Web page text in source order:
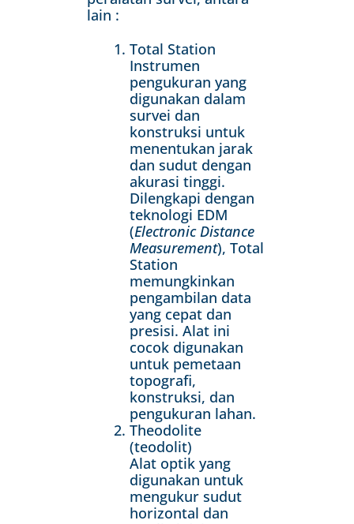
lain :
Total Station
Instrumen
pengukuran yang
digunakan dalam
survei dan
konstruksi untuk
menentukan jarak
dan sudut dengan
akurasi tinggi.
Dilengkapi dengan
teknologi EDM
(Electronic Distance
Measurement), Total
Station
memungkinkan
pengambilan data
yang cepat dan
presisi. Alat ini
cocok digunakan
untuk pemetaan
topografi,
konstruksi, dan
pengukuran lahan.
Theodolite
(teodolit)
Alat optik yang
digunakan untuk
mengukur sudut
horizontal dan